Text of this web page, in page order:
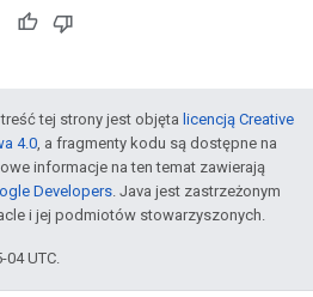
tej strony jest objęta licencją Creative
4.0, a fragmenty kodu są dostępne na
informacje na ten temat zawierają
Developers. Java jest zastrzeżonym
i jej podmiotów stowarzyszonych.
04 UTC.